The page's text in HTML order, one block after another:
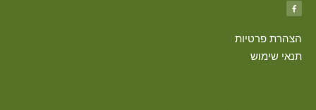
הצהרת פרטיות
תנאי שימוש